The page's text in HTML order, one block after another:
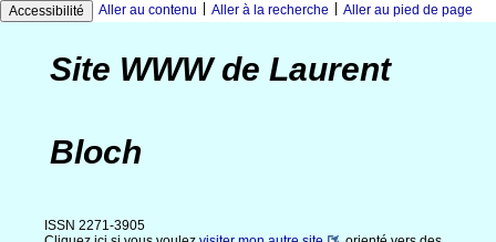
Accessibilité Aller au contenu Aller à la recherche Aller au pied de page
Site WWW de Laurent
Bloch
ISSN 2271-3905